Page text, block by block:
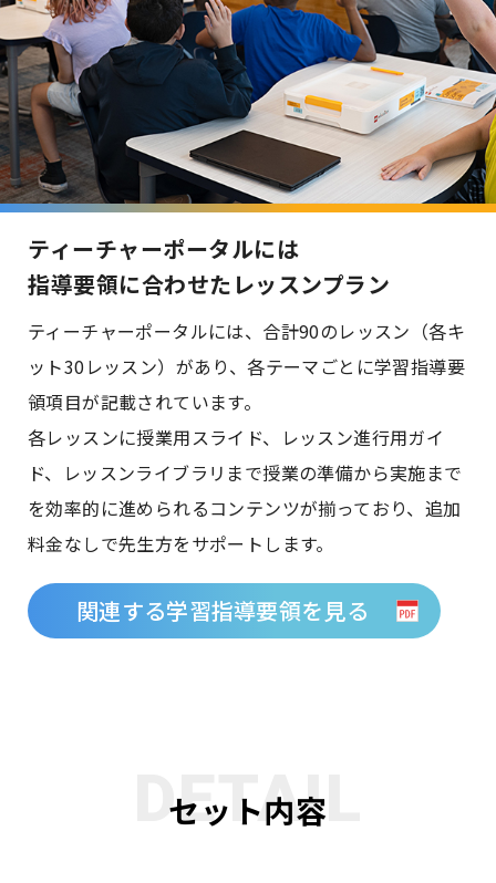
ティーチャーポータルには
指導要領に合わせたレッスンプラン
ティーチャーポータルには、合計90のレッスン（各キ
ット30レッスン）があり、各テーマごとに学習指導要
領項目が記載されています。
各レッスンに授業用スライド、レッスン進行用ガイ
ド、レッスンライブラリまで授業の準備から実施まで
を効率的に進められるコンテンツが揃っており、追加
料金なしで先生方をサポートします。
関連する学習指導要領を見る
DETAIL
セット内容